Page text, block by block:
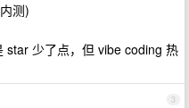
测)
star 少了点，但 vibe coding 热
3